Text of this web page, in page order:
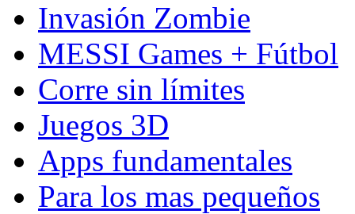
Invasión Zombie
MESSI Games + Fútbol
Corre sin límites
Juegos 3D
Apps fundamentales
Para los mas pequeños